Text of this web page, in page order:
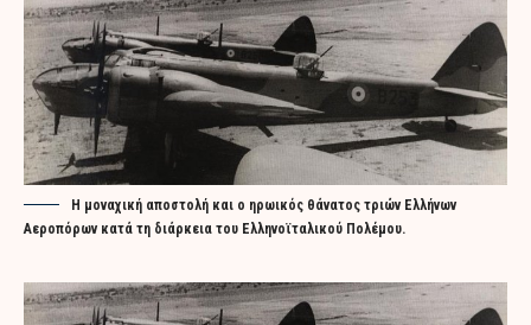
Η μοναχική αποστολή και ο ηρωικός θάνατος τριών Ελλήνων
Αεροπόρων κατά τη διάρκεια του Ελληνοϊταλικού Πολέμου.